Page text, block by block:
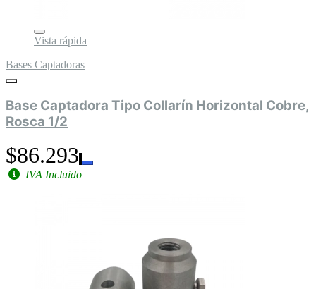
Vista rápida
Bases Captadoras
Base Captadora Tipo Collarín Horizontal Cobre,
Rosca 1/2
$86.293
IVA Incluido